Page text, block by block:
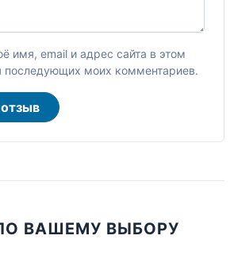
имя, email и адрес сайта в этом
последующих моих комментариев.
Отправить отзыв
ВАШЕМУ ВЫБОРУ